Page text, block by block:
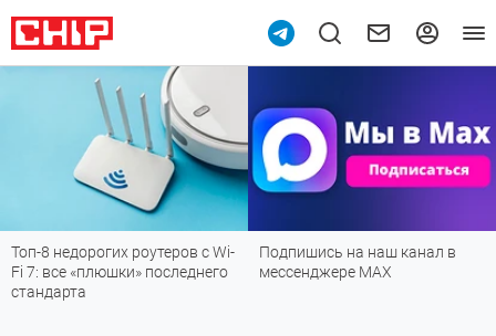
Подпишись на наш канал в
мессенджере МАХ
Рейтинг телевизоров 2026:
лучшие модели для гостиной,